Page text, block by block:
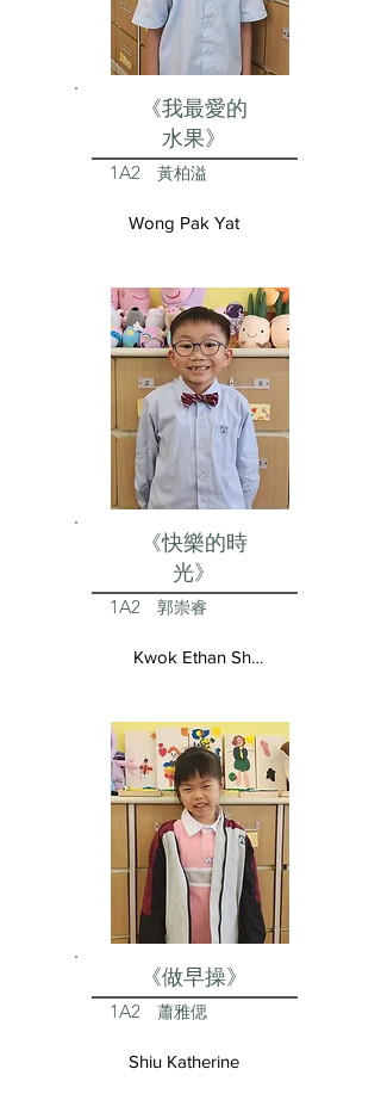
《我最愛的
水果》
1A2 黃柏溢
Wong Pak Yat
《快樂的時
光》
1A2 郭崇睿
Kwok Ethan Shun Yui
《做早操》
1A2 蕭雅偲
Shiu Katherine